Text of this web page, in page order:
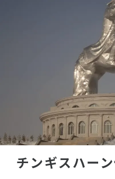
チンギスハー